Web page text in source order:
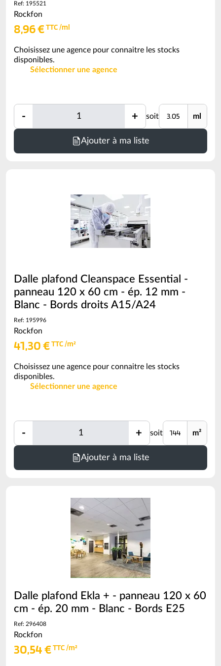
Ref: 195521
Rockfon
8,96 €TTC /ml
Choisissez une agence pour connaitre les stocks
disponibles.
Sélectionner une agence
- Quantité + soit Unité ml
Ajouter à ma liste
Minimum
conditionnement)
Dalle plafond Cleanspace Essential -
panneau 120 x 60 cm - ép. 12 mm -
Blanc - Bords droits A15/A24
Ref: 195996
Rockfon
41,30 €TTC /m²
Choisissez une agence pour connaitre les stocks
disponibles.
Sélectionner une agence
- Quantité + soit Unité m²
Ajouter à ma liste
Minimum
conditionnement)
Dalle plafond Ekla + - panneau 120 x 60
cm - ép. 20 mm - Blanc - Bords E25
Ref: 296408
Rockfon
30,54 €TTC /m²